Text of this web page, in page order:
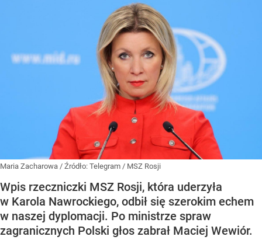
Maria Zacharowa / Źródło: Telegram / MSZ Rosji
Wpis rzeczniczki MSZ Rosji, która uderzyła
w Karola Nawrockiego, odbił się szerokim echem
w naszej dyplomacji. Po ministrze spraw
zagranicznych Polski głos zabrał Maciej Wewiór.